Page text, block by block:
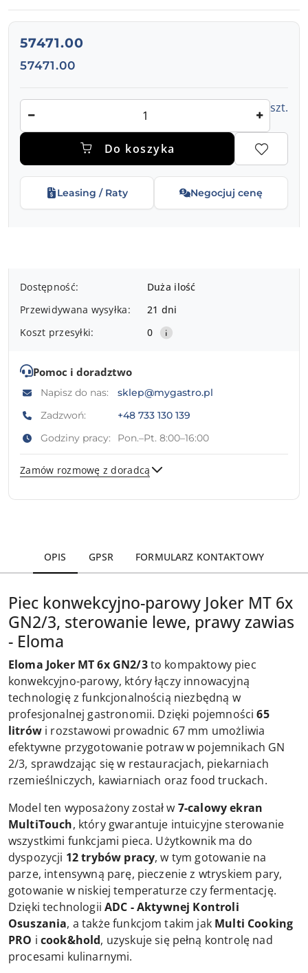
cena:
57471.00
Cena:
57471.00
Ilość szt.
Do koszyka
Leasing / Raty Negocjuj cenę
Dostępność
dostawa
Dostępność:
Duża ilość
Przewidywana wysyłka:
21 dni
Koszt przesyłki:
0
Pomoc i doradztwo
Napisz do nas:
sklep@mygastro.pl
Zadzwoń:
+48 733 130 139
Godziny pracy:
Pon.–Pt. 8:00–16:00
Zamów rozmowę z doradcą
OPIS GPSR FORMULARZ KONTAKTOWY
Piec konwekcyjno-parowy Joker MT 6x
GN2/3, sterowanie lewe, prawy zawias
- Eloma
Eloma Joker MT 6x GN2/3to kompaktowy piec
konwekcyjno-parowy, który łączy innowacyjną
technologię z funkcjonalnością niezbędną w
profesjonalnej gastronomii. Dzięki pojemności65
litrówi rozstawowi prowadnic 67 mm umożliwia
efektywne przygotowanie potraw w pojemnikach GN
2/3, sprawdzając się w restauracjach, piekarniach
rzemieślniczych, kawiarniach oraz food truckach.
Model ten wyposażony został w 7-calowy ekran
MultiTouch, który gwarantuje intuicyjne sterowanie
wszystkimi funkcjami pieca. Użytkownik ma do
dyspozycji 12 trybów pracy, w tym gotowanie na
parze, intensywną parę, pieczenie z wtryskiem pary,
gotowanie w niskiej temperaturze czy fermentację.
Dzięki technologiiADC - Aktywnej Kontroli
Osuszania, a także funkcjom takim jak Multi Cooking
PRO i cook&hold, uzyskuje się pełną kontrolę nad
procesami kulinarnymi.